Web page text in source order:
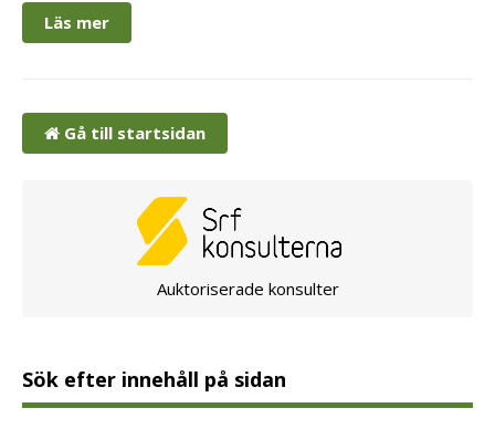
Läs mer
Gå till startsidan
Auktoriserade konsulter
Sök efter innehåll på sidan